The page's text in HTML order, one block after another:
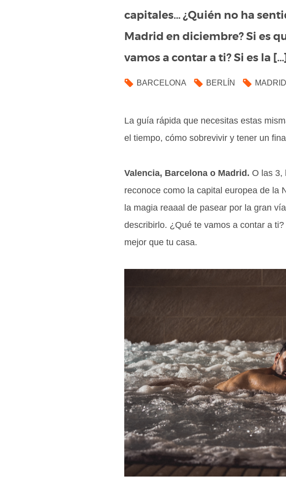
capitales… ¿Quién no ha
Madrid en diciembre? Si es
vamos a contar a ti? Si es la […]
BARCELONA BERLÍN MADRID
La guía rápida que necesitas estas
el tiempo, cómo sobrevivir y tener un
Valencia, Barcelona o Madrid. O las 3,
reconoce como la capital europea de
la magia reaaal de pasear por la gran
describirlo. ¿Qué te vamos a contar a
mejor que tu casa.